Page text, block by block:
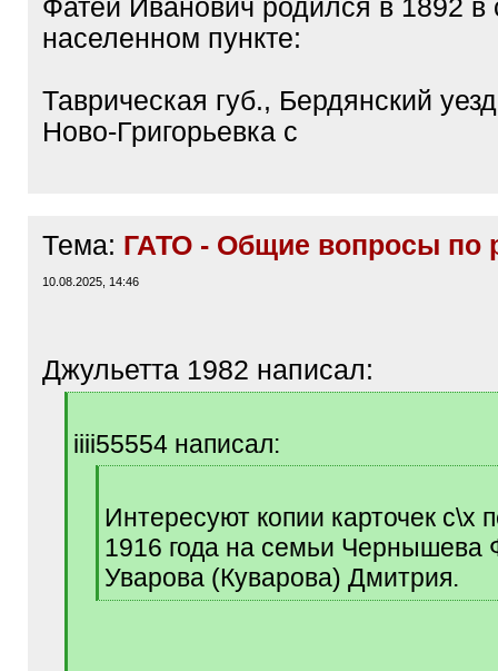
Фатей Иванович родился в 1892
населенном пункте:
Таврическая губ., Бердянский
Ново-Григорьевка с
Тема: ГАТО - Общие вопросы по
10.08.2025, 14:46
Джульетта 1982 написал:
iiii55554 написал:
]
Интересуют копии карточек с\х
1916 года на семьи Чернышева
Уварова (Куварова) Дмитрия.
[